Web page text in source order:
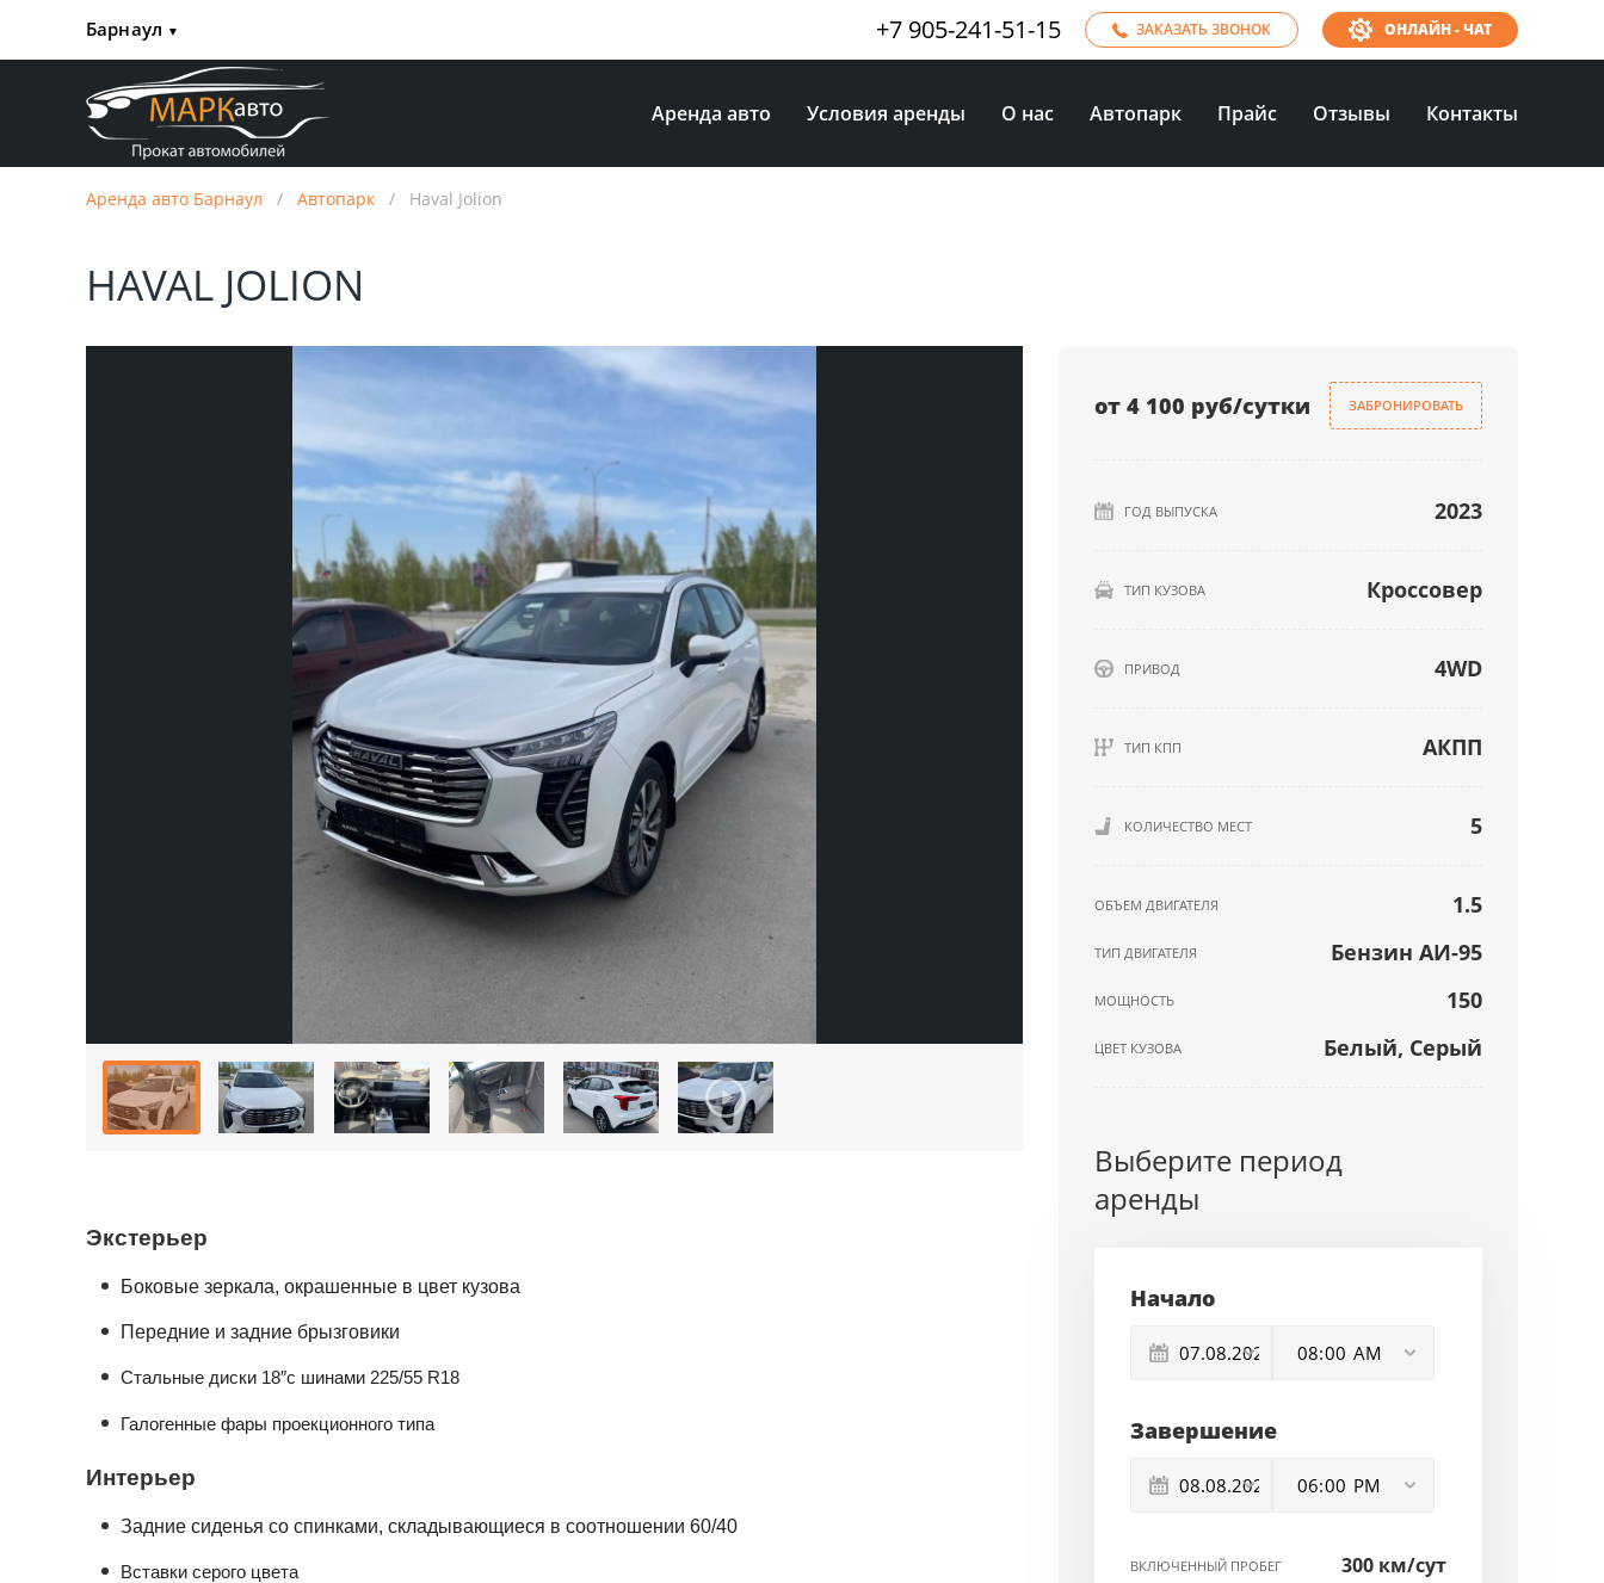
Барнаул ▼ +7 905-241-51-15 ЗАКАЗАТЬ ЗВОНОК ОНЛАЙН - ЧАТ
Аренда авто Условия аренды О нас Автопарк Прайс Отзывы Контакты
Аренда авто Барнаул / Автопарк / Haval Jolion
HAVAL JOLION
Экстерьер
Боковые зеркала, окрашенные в цвет кузова
Передние и задние брызговики
Стальные диски 18″с шинами 225/55 R18
Галогенные фары проекционного типа
Интерьер
Задние сиденья со спинками, складывающиеся в соотношении 60/40
Вставки серого цвета
от 4 100 руб/сутки ЗАБРОНИРОВАТЬ
ГОД ВЫПУСКА 2023
ТИП КУЗОВА Кроссовер
ПРИВОД 4WD
ТИП КПП АКПП
КОЛИЧЕСТВО МЕСТ 5
ОБЪЕМ ДВИГАТЕЛЯ 1.5
ТИП ДВИГАТЕЛЯ Бензин АИ-95
МОЩНОСТЬ 150
ЦВЕТ КУЗОВА Белый, Серый
Выберите период
аренды
Начало
Завершение
ВКЛЮЧЕННЫЙ ПРОБЕГ 300 км/сут